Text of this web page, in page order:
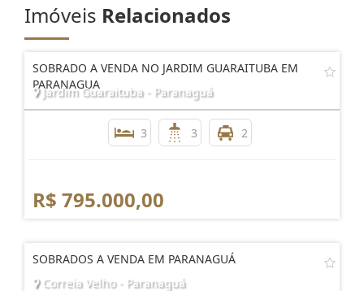
Imóveis Relacionados
SOBRADO A VENDA NO JARDIM GUARAITUBA EM
PARANAGUA
Jardim Guaraituba - Paranaguá
3 3 2
R$ 795.000,00
SOBRADOS A VENDA EM PARANAGUÁ
Correia Velho - Paranaguá